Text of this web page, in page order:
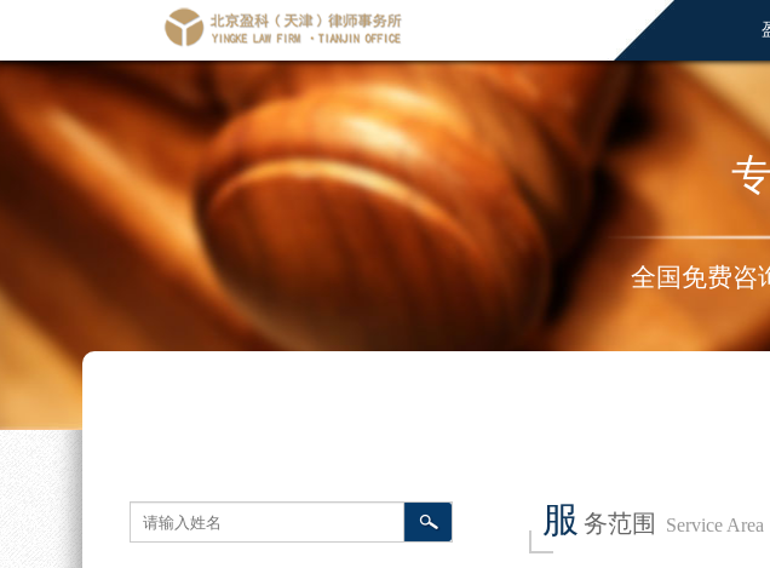
全国免费
服 务范围 Service Area